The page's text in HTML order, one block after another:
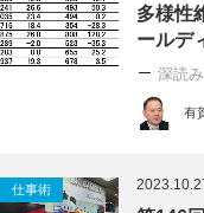
多様性
ールデ
深読
有
仕事術